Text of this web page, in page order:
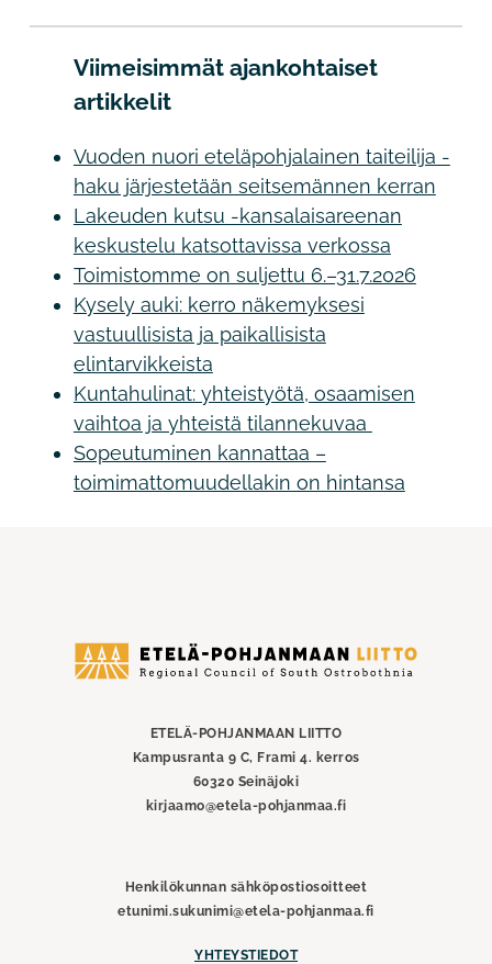
Viimeisimmät ajankohtaiset
artikkelit
Vuoden nuori eteläpohjalainen taiteilija -
haku järjestetään seitsemännen kerran
Lakeuden kutsu -kansalaisareenan
keskustelu katsottavissa verkossa
Toimistomme on suljettu 6.–31.7.2026
Kysely auki: kerro näkemyksesi
vastuullisista ja paikallisista
elintarvikkeista
Kuntahulinat: yhteistyötä, osaamisen
vaihtoa ja yhteistä tilannekuvaa
Sopeutuminen kannattaa –
toimimattomuudellakin on hintansa
Etelä-
ETELÄ-POHJANMAAN LIITTO
Kampusranta 9 C, Frami 4. kerros
60320 Seinäjoki
kirjaamo@etela-pohjanmaa.fi
Henkilökunnan sähköpostiosoitteet
etunimi.sukunimi@etela-pohjanmaa.fi
YHTEYSTIEDOT